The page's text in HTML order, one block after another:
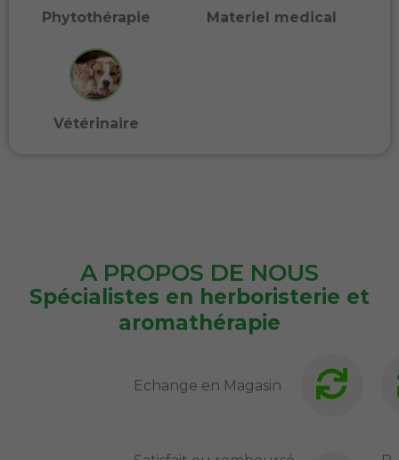
Phytothérapie Materiel medical
Vétérinaire
A PROPOS DE NOUS
Spécialistes en herboristerie et
aromathérapie
Echange en Magasin